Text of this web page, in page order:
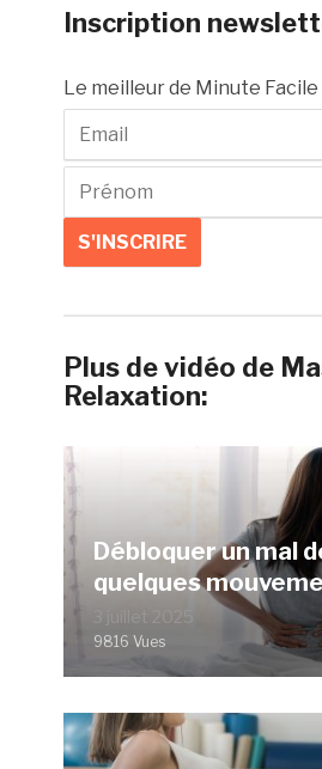
Inscription
Le meilleur de Minute Facile
Plus de vidéo de
Relaxation:
Débloquer un mal
quelques
3 juillet 2025
9816 Vues